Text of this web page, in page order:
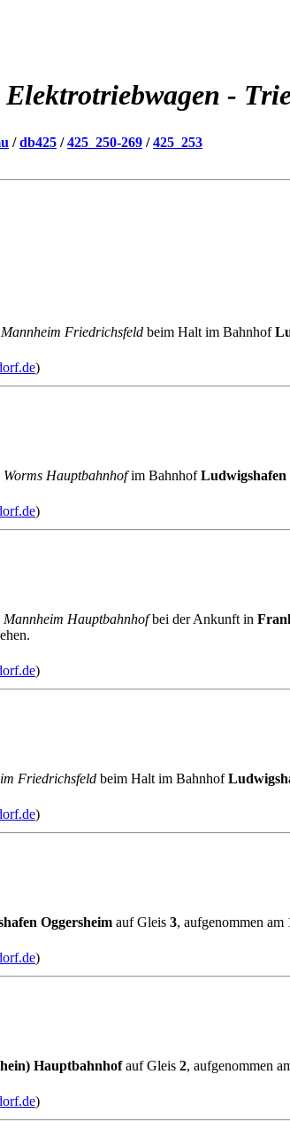
-
/db425 /425_250-269 /425_253
Mannheim Friedrichsfeld beim Halt im Bahnhof
)
Worms Hauptbahnhofim BahnhofLudwigshafen
)
Mannheim Hauptbahnhofbei der Ankunft in
)
Friedrichsfeld beim Halt im Bahnhof
)
Oggersheim auf Gleis 3, aufgenommen
)
Hauptbahnhofauf Gleis 2, aufgenommen
)